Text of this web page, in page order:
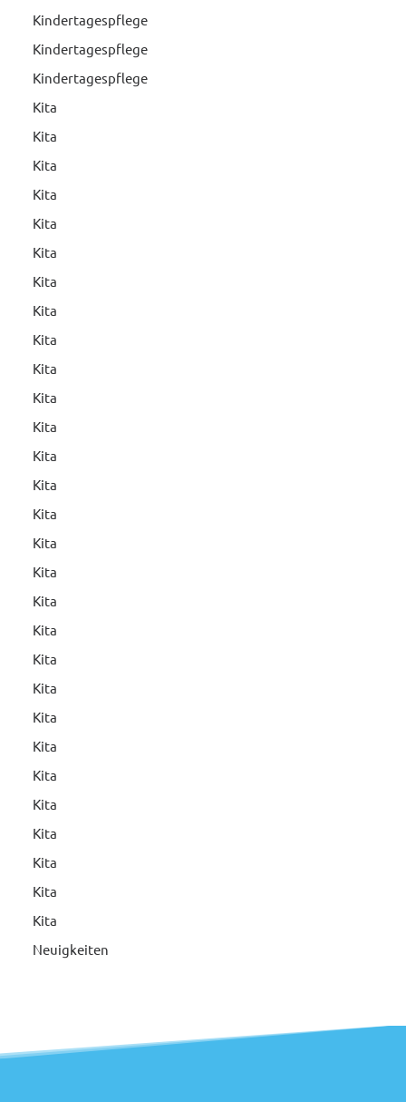
Kindertagespflege
Kindertagespflege
Kindertagespflege
Kita
Kita
Kita
Kita
Kita
Kita
Kita
Kita
Kita
Kita
Kita
Kita
Kita
Kita
Kita
Kita
Kita
Kita
Kita
Kita
Kita
Kita
Kita
Kita
Kita
Kita
Kita
Kita
Kita
Neuigkeiten